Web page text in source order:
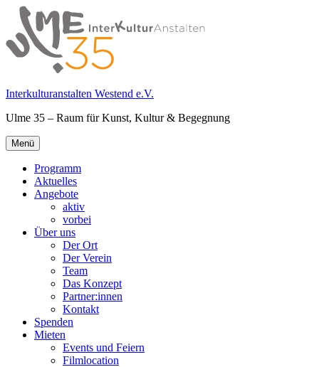
Springe
zum
Inhalt
Interkulturanstalten Westend e.V.
Ulme 35 – Raum für Kunst, Kultur & Begegnung
Primäres
Menü
Menü
Programm
Aktuelles
Angebote
aktiv
vorbei
Über uns
Der Ort
Der Verein
Team
Das Konzept
Partner:innen
Kontakt
Spenden
Mieten
Events und Feiern
Filmlocation